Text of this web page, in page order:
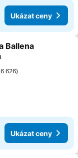
Ukázat ceny
oblíbených
Ballena
6 626
Ukázat ceny